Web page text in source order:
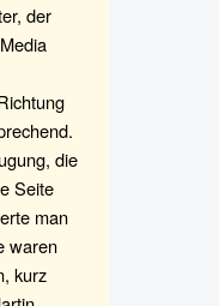
der
die
Seite
man
waren
kurz